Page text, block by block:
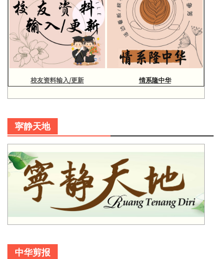
校友资料输入/更新 情系隆中华
寜静天地
中华剪报